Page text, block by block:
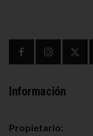
Información
Propietario: